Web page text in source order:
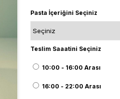
Pasta İçeriğini Seçiniz
Teslim Saaatini Seçiniz
10:00 - 16:00 Arası
16:00 - 22:00 Arası